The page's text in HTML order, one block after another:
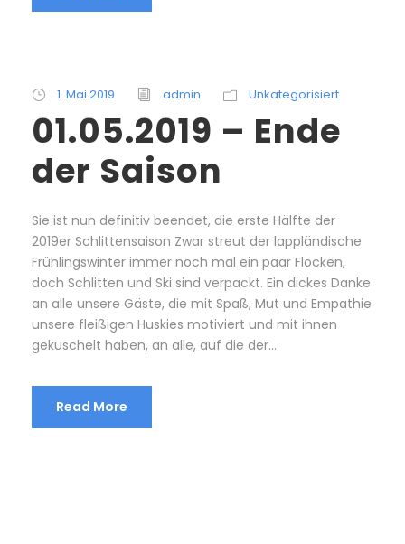
1. Mai 2019 admin Unkategorisiert
01.05.2019 – Ende
der Saison
Sie ist nun definitiv beendet, die erste Hälfte der
2019er Schlittensaison Zwar streut der lappländische
Frühlingswinter immer noch mal ein paar Flocken,
doch Schlitten und Ski sind verpackt. Ein dickes Danke
an alle unsere Gäste, die mit Spaß, Mut und Empathie
unsere fleißigen Huskies motiviert und mit ihnen
gekuschelt haben, an alle, auf die der...
Read More